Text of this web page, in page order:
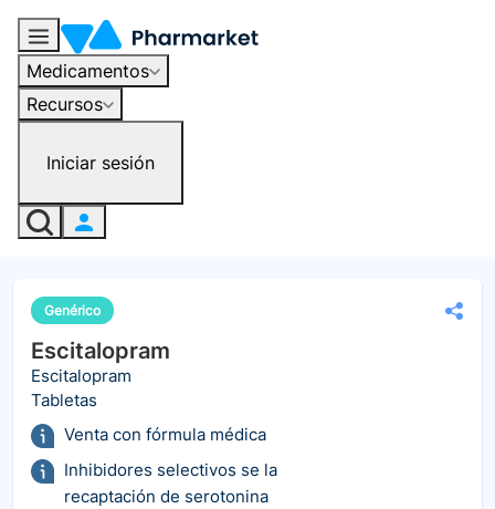
Medicamentos
Recursos
Iniciar sesión
Genérico
Escitalopram
Escitalopram
Tabletas
Venta con fórmula médica
Inhibidores selectivos se la
recaptación de serotonina